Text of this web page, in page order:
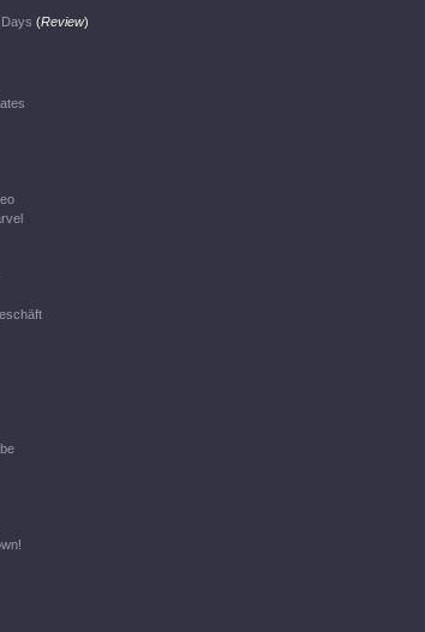
(Review)